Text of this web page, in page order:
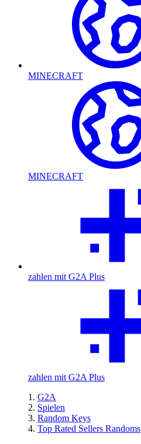
MINECRAFT
MINECRAFT
zahlen mit G2A Plus
zahlen mit G2A Plus
G2A
Spielen
Random Keys
Top Rated Sellers Randoms